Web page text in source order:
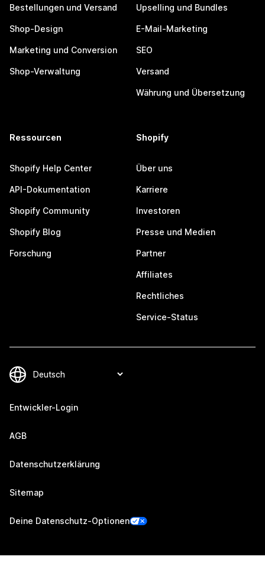
Bestellungen und Versand
Shop-Design
Marketing und Conversion
Shop-Verwaltung
Upselling und Bundles
E-Mail-Marketing
SEO
Versand
Währung und Übersetzung
Ressourcen
Shopify Help Center
API-Dokumentation
Shopify Community
Shopify Blog
Forschung
Shopify
Über uns
Karriere
Investoren
Presse und Medien
Partner
Affiliates
Rechtliches
Service-Status
Entwickler-Login
AGB
Datenschutzerklärung
Sitemap
Deine Datenschutz-Optionen